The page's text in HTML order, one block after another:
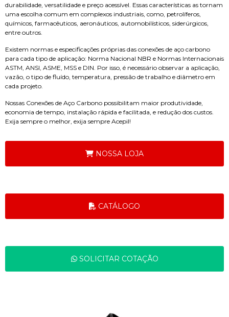
durabilidade, versatilidade e preço acessível. Essas características as tornam
uma escolha comum em complexos industriais, como, petrolíferos,
químicos, farmacêuticos, aeronáuticos, automobilísticos, siderúrgicos,
entre outros.
Existem normas e especificações próprias das conexões de aço carbono
para cada tipo de aplicação: Norma Nacional NBR e Normas Internacionais
ASTM, ANSI, ASME, MSS e DIN. Por isso, é necessário observar a aplicação,
vazão, o tipo de fluído, temperatura, pressão de trabalho e diâmetro em
cada projeto.
Nossas Conexões de Aço Carbono possibilitam maior produtividade,
economia de tempo, instalação rápida e facilitada, e redução dos custos.
Exija sempre o melhor, exija sempre Acepil!
NOSSA LOJA
CATÁLOGO
SOLICITAR COTAÇÃO